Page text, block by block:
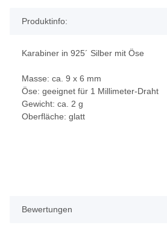
Produktinfo:
Karabiner in 925´ Silber mit Öse
Masse: ca. 9 x 6 mm
Öse: geeignet für 1 Millimeter-Draht
Gewicht: ca. 2 g
Oberfläche: glatt
Bewertungen